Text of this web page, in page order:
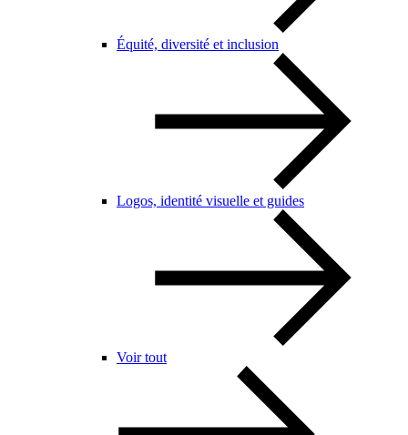
Équité, diversité et inclusion
Logos, identité visuelle et guides
Voir tout